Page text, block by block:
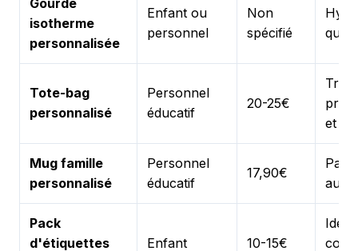
isotherme
personnalisée
Enfant ou
personnel
Non
spécifié
Tote-bag
personnalisé
Personnel
éducatif
20-25€
et
Mug famille
personnalisé
Personnel
éducatif
17,90€
au
Pack
d'étiquettes
Enfant 10-15€